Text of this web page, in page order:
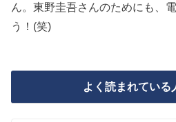
ん。東野圭吾さんのためにも、
う！(笑)
よく読まれている